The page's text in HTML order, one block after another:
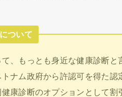
ついて
、もっとも身近な健康診断と
ナム政府から許認可を得た認
康診断のオプションとして割